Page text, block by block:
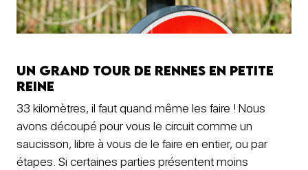
Un grand tour de Rennes en petite
reine
33 kilomètres, il faut quand même les faire ! Nous
avons découpé pour vous le circuit comme un
saucisson, libre à vous de le faire en entier, ou par
étapes. Si certaines parties présentent moins